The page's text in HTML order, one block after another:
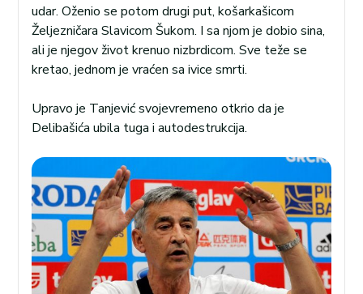
udar. Oženio se potom drugi put, košarkašicom
Željezničara Slavicom Šukom. I sa njom je dobio sina,
ali je njegov život krenuo nizbrdicom. Sve teže se
kretao, jednom je vraćen sa ivice smrti.
Upravo je Tanjević svojevremeno otkrio da je
Delibašića ubila tuga i autodestrukcija.